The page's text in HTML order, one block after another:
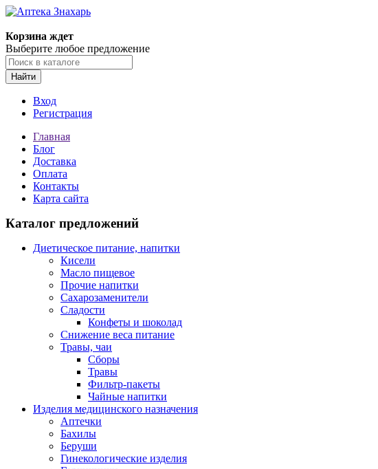
Корзина ждет
Выберите любое предложение
Найти
Вход
Регистрация
Главная
Блог
Доставка
Оплата
Контакты
Карта сайта
Каталог предложений
Диетическое питание, напитки
Кисели
Масло пищевое
Прочие напитки
Сахарозаменители
Сладости
Конфеты и шоколад
Снижение веса питание
Травы, чаи
Сборы
Травы
Фильтр-пакеты
Чайные напитки
Изделия медицинского назначения
Аптечки
Бахилы
Беруши
Гинекологические изделия